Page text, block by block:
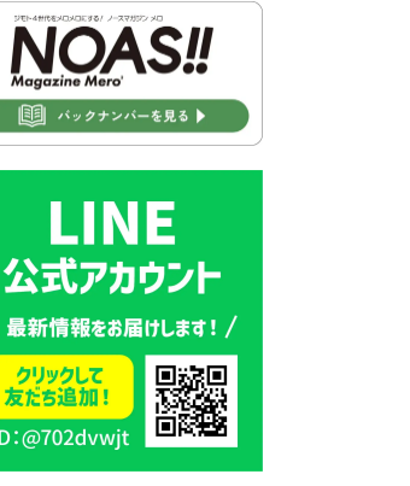
いて≫
2026年7月29日 豊前市指定ご
み袋販売のお知らせ
2026年7月28日 豊前カラス天
2026年7月28日 ごみ収集日の
お知らせ
2026年7月28日 令和8年度
京築地区水道企業団職員採用
試験（募集）
2026年7月27日 マイナンバー
カード交付に伴う休日および
平日夜間開庁の案内